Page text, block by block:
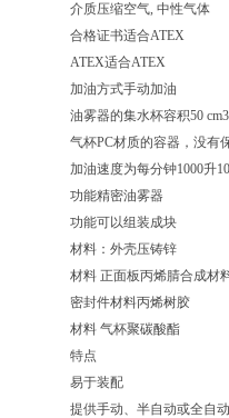
介质压缩空气, 中性气体
合格证书适合ATEX
ATEX适合ATEX
加油方式手动加油
油雾器的集水杯容积50 cm3
气杯PC材质的容器，没有
加油速度为每分钟1000升
功能精密油雾器
功能可以组装成块
材料：外壳压铸锌
材料 正面板丙烯腈合成材
密封件材料丙烯树胶
材料 气杯聚碳酸酯
特点
易于装配
提供手动、半自动或全自